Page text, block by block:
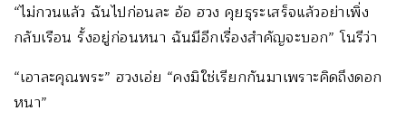
“ไม่กวนแล้ว ฉันไปก่อนละ อ้อ ฮวง คุยธุระเสร็จแล้วอย่าเพิ่ง
กลับเรือน รั้งอยู่ก่อนหนา ฉันมีอีกเรื่องสำคัญจะบอก” โนรีว่า
“เอาละคุณพระ” ฮวงเอ่ย “คงมิใช่เรียกกันมาเพราะคิดถึงดอก
หนา”